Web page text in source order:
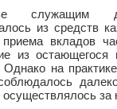
служащим
из средств
приема вкладов
из
Однако на
за